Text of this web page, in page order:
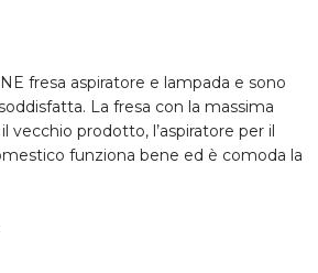
fresa aspiratore e lampada e sono
La fresa con la massima
prodotto, l’aspiratore per il
funziona bene ed è comoda la
di voler ricevere la newsletter e di
Privacy Policy
No, Grazie
di voler ricevere la newsletter e di
No, Grazie